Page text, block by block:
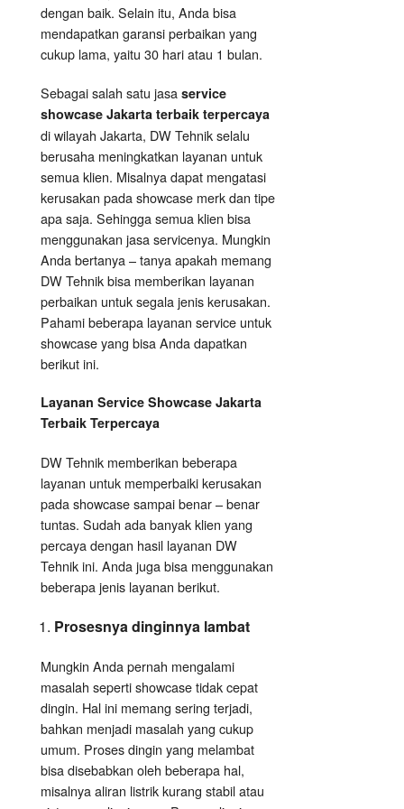
dengan baik. Selain itu, Anda bisa
mendapatkan garansi perbaikan yang
cukup lama, yaitu 30 hari atau 1 bulan.
Sebagai salah satu jasa service
showcase Jakarta terbaik terpercaya
di wilayah Jakarta, DW Tehnik selalu
berusaha meningkatkan layanan untuk
semua klien. Misalnya dapat mengatasi
kerusakan pada showcase merk dan tipe
apa saja. Sehingga semua klien bisa
menggunakan jasa servicenya. Mungkin
Anda bertanya – tanya apakah memang
DW Tehnik bisa memberikan layanan
perbaikan untuk segala jenis kerusakan.
Pahami beberapa layanan service untuk
showcase yang bisa Anda dapatkan
berikut ini.
Layanan Service Showcase Jakarta
Terbaik Terpercaya
DW Tehnik memberikan beberapa
layanan untuk memperbaiki kerusakan
pada showcase sampai benar – benar
tuntas. Sudah ada banyak klien yang
percaya dengan hasil layanan DW
Tehnik ini. Anda juga bisa menggunakan
beberapa jenis layanan berikut.
Prosesnya dinginnya lambat
Mungkin Anda pernah mengalami
masalah seperti showcase tidak cepat
dingin. Hal ini memang sering terjadi,
bahkan menjadi masalah yang cukup
umum. Proses dingin yang melambat
bisa disebabkan oleh beberapa hal,
misalnya aliran listrik kurang stabil atau